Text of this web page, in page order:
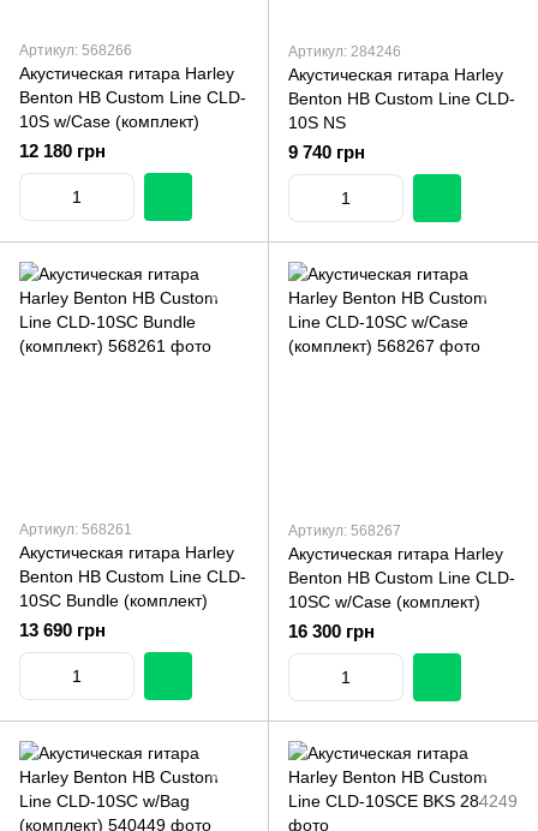
Артикул: 568266
Акустическая гитара Harley
Benton HB Custom Line CLD-
10S w/Case (комплект)
12 180 грн
Артикул: 284246
Акустическая гитара Harley
Benton HB Custom Line CLD-
10S NS
9 740 грн
Артикул: 568261
Акустическая гитара Harley
Benton HB Custom Line CLD-
10SC Bundle (комплект)
13 690 грн
Артикул: 568267
Акустическая гитара Harley
Benton HB Custom Line CLD-
10SC w/Case (комплект)
16 300 грн